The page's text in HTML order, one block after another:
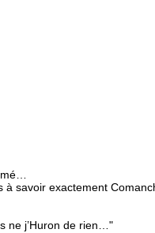
savoir exactement
ne j’Huron de rien…"